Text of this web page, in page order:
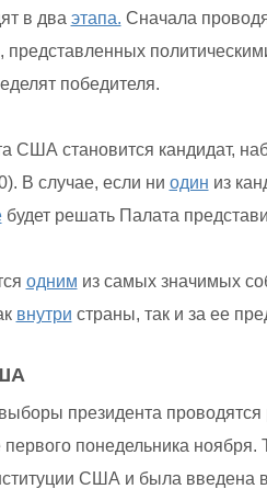
в два этапа. Сначала
представленных
победителя.
США становится кандидат,
В случае, если ни один из
будет решать Палата
одним из самых значимых
внутри страны, так и за ее
президента проводятся
понедельника ноября.
США и была введена